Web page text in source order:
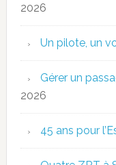
2026
Un pilote, un
Gérer un
2026
45 ans pour